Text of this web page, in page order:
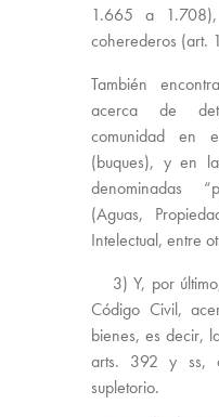
1.665 a
coherederos (art.
También
acerca de
comunidad en
(buques), y en
denominadas
(Aguas,
Intelectual, entre
3) Y, por
Código Civil,
bienes, es decir,
arts. 392 y ss,
supletorio.